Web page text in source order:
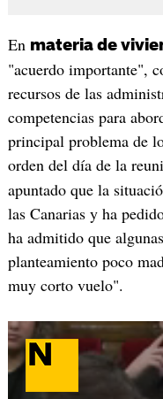
En materia de
"acuerdo importante",
recursos de las
competencias para
principal problema de
orden del día de la
apuntado que la
las Canarias y ha
ha admitido que
planteamiento poco
muy corto vuelo".